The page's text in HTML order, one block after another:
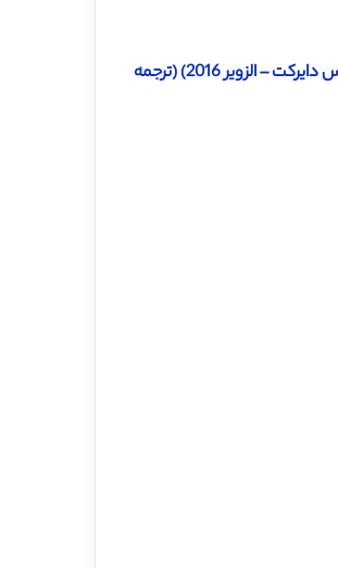
دانلود ترجمه مقاله تاثیر توانمندسازی کارمندان و آموزش کارمندان در رضایتمندی شغلی (ساینس دایرکت – الزویر 2016) (ترجمه